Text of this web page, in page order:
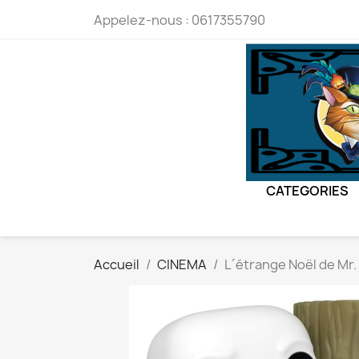
Appelez-nous : 0617355790
CATEGORIES
Accueil CINEMA L´étrange Noël de